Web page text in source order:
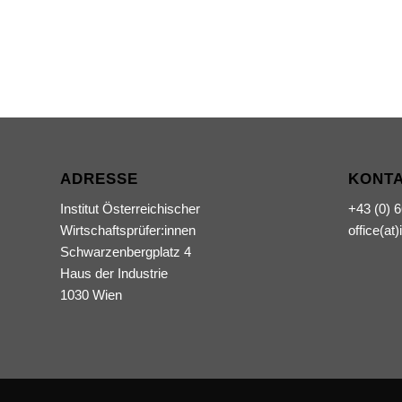
ADRESSE
Institut Österreichischer
Wirtschaftsprüfer:innen
Schwarzenbergplatz 4
Haus der Industrie
1030 Wien
+43 (0)